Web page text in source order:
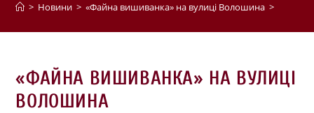
> Новини > «Файна вишиванка» на вулиці Волошина >
«ФАЙНА ВИШИВАНКА» НА ВУЛИЦІ
ВОЛОШИНА